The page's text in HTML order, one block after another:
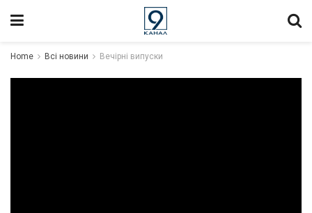
Home Всі новини Вечірні випуски